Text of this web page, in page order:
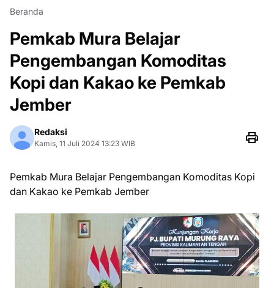
Beranda
Pemkab Mura Belajar
Pengembangan Komoditas
Kopi dan Kakao ke Pemkab
Jember
Redaksi
Kamis, 11 Juli 2024 13:23 WIB
Pemkab Mura Belajar Pengembangan Komoditas Kopi
dan Kakao ke Pemkab Jember